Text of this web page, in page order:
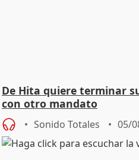
De Hita quiere terminar
con otro mandato
Sonido Totales 05/